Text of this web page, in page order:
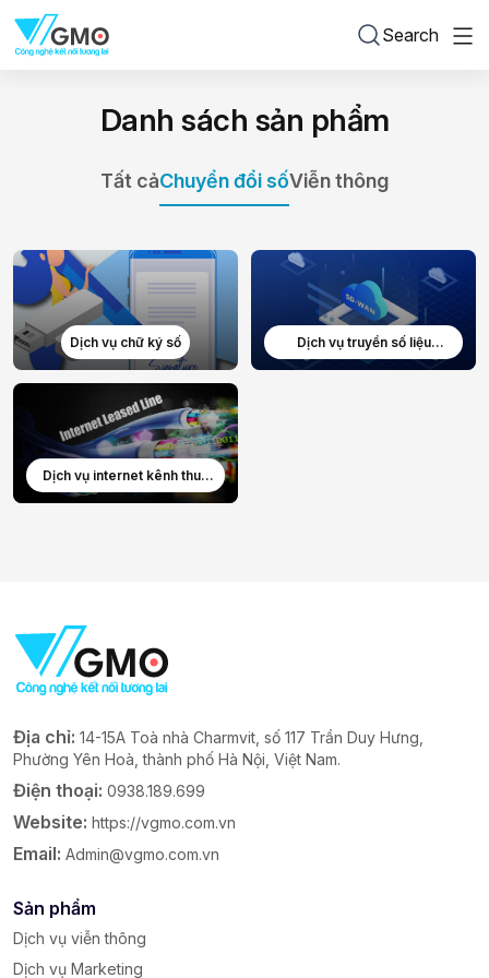
Search
Danh sách sản phẩm
Tất cảChuyển đổi sốViễn thông
Dịch vụ chữ ký số
Dịch vụ truyền số liệu
(MPLS/VPN)
Dịch vụ internet kênh thuê
riêng ILL
Địa chỉ: 14-15A Toà nhà Charmvit, số 117 Trần Duy Hưng,
Phường Yên Hoà, thành phố Hà Nội, Việt Nam.
Điện thoại: 0938.189.699
Website: https://vgmo.com.vn
Email: Admin@vgmo.com.vn
Sản phẩm
Dịch vụ viễn thông
Dịch vụ Marketing